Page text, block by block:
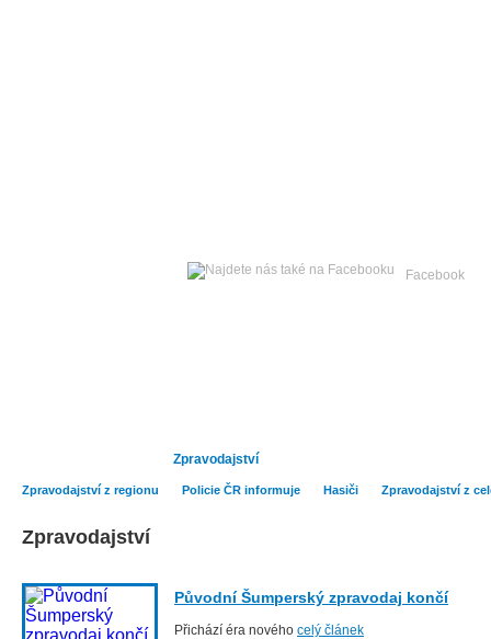
Facebook
Zpravodajství
Zpravodajství z regionu Policie ČR informuje Hasiči Zpravodajství z
Zpravodajství
Původní Šumperský zpravodaj končí
Přichází éra nového celý článek